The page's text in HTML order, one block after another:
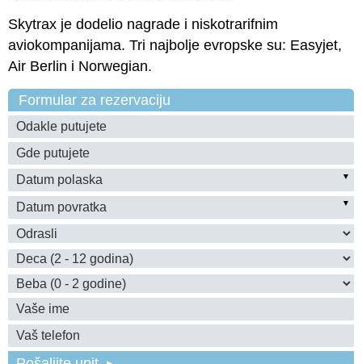
Skytrax je dodelio nagrade i niskotrarifnim
aviokompanijama. Tri najbolje evropske su: Easyjet,
Air Berlin i Norwegian.
Formular za rezervaciju